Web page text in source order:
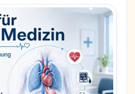
in Offenbach am Main,
Einheit 4